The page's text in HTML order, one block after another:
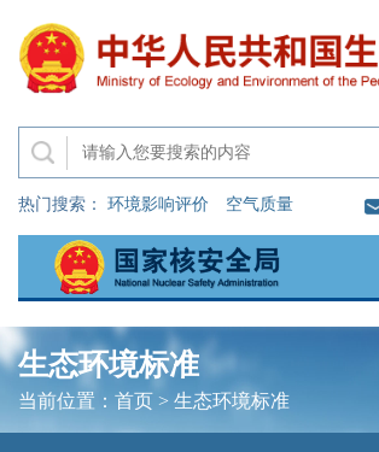
热门搜索： 环境影响评价 空气质量
生态环境标准
当前位置： 首页> 生态环境标准